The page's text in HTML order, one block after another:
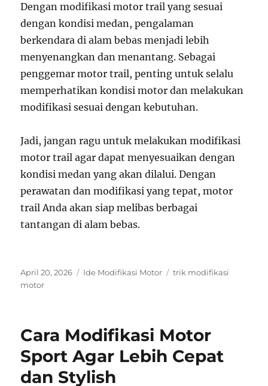
Dengan modifikasi motor trail yang sesuai
dengan kondisi medan, pengalaman
berkendara di alam bebas menjadi lebih
menyenangkan dan menantang. Sebagai
penggemar motor trail, penting untuk selalu
memperhatikan kondisi motor dan melakukan
modifikasi sesuai dengan kebutuhan.
Jadi, jangan ragu untuk melakukan modifikasi
motor trail agar dapat menyesuaikan dengan
kondisi medan yang akan dilalui. Dengan
perawatan dan modifikasi yang tepat, motor
trail Anda akan siap melibas berbagai
tantangan di alam bebas.
Posted
on
April 20, 2026 Categories
Ide Modifikasi Motor Tags
trik modifikasi
motor
Cara Modifikasi Motor
Sport Agar Lebih Cepat
dan Stylish